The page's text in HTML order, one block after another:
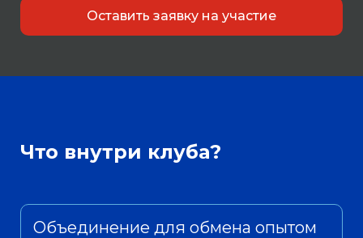
Оставить заявку на участие
Что внутри клуба?
Объединение для обмена опытом